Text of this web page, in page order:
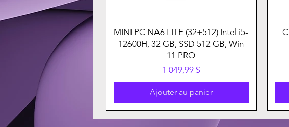
MINI PC NA6 LITE (32+512) Intel i5-
12600H, 32 GB, SSD 512 GB, Win
11 PRO
Prix
1 049,99 $
Ajouter au panier